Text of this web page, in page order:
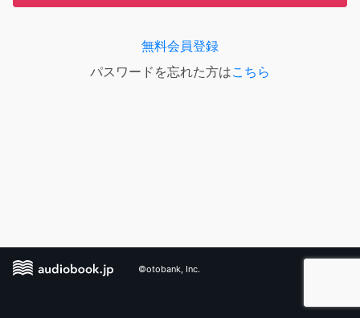
無料会員登録
パスワードを忘れた方はこちら
©otobank, Inc.